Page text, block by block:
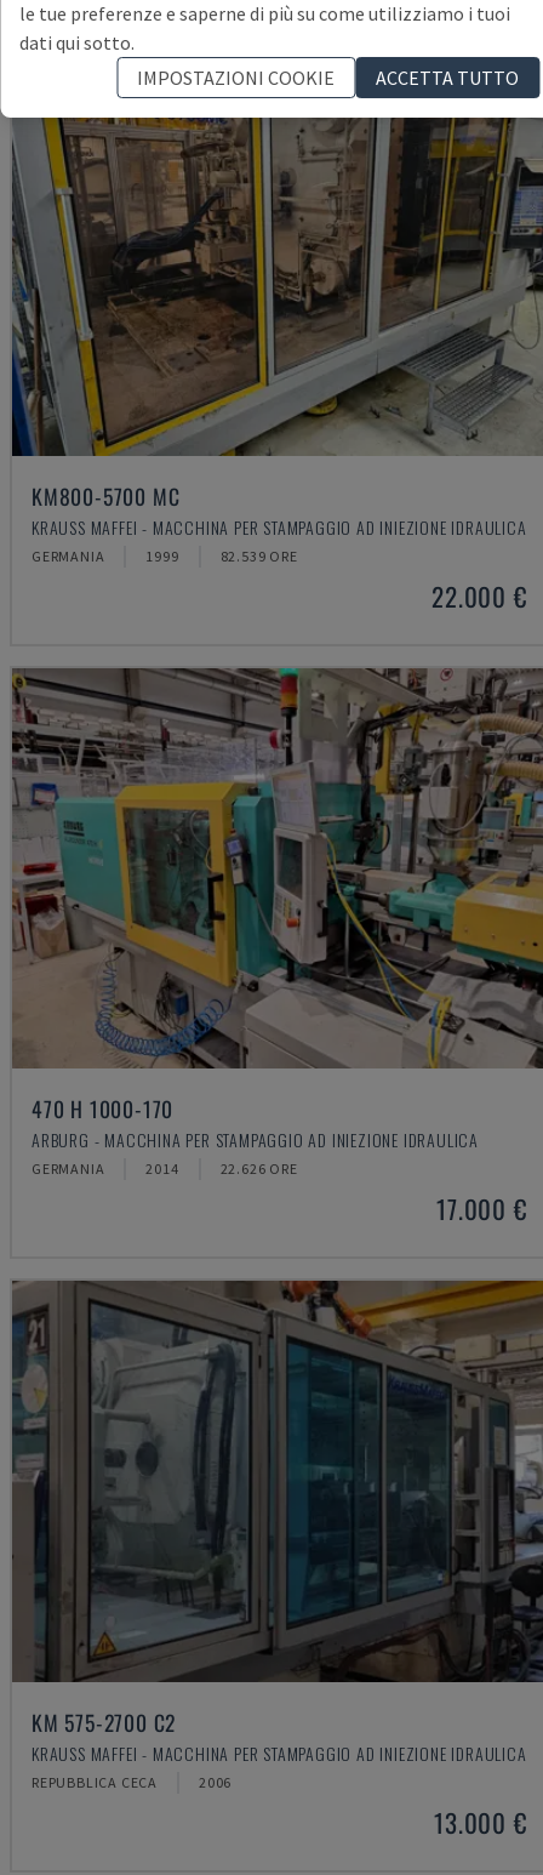
KM800-5700 MC
KRAUSS MAFFEI - MACCHINA PER STAMPAGGIO AD INIEZIONE IDRAULICA
GERMANIA 1999 82.539 ORE
22.000 €
470 H 1000-170
ARBURG - MACCHINA PER STAMPAGGIO AD INIEZIONE IDRAULICA
GERMANIA 2014 22.626 ORE
17.000 €
KM 575-2700 C2
KRAUSS MAFFEI - MACCHINA PER STAMPAGGIO AD INIEZIONE IDRAULICA
REPUBBLICA CECA 2006
13.000 €
le tue preferenze e saperne di più su come utilizziamo i tuoi
dati qui sotto.
IMPOSTAZIONI COOKIE
ACCETTA TUTTO